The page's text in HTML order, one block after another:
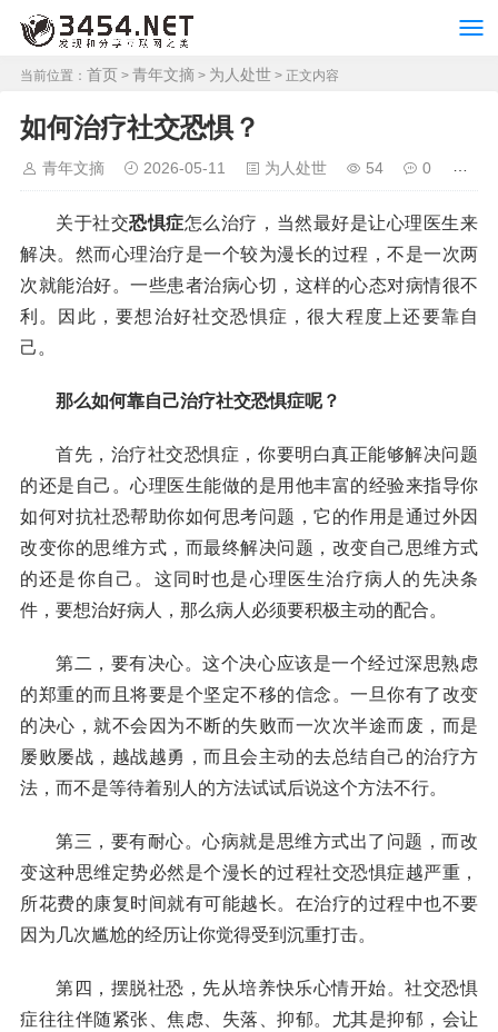
当前位置： 首页 > 青年文摘 > 为人处世 > 正文内容
如何治疗社交恐惧？
青年文摘 2026-05-11 为人处世 54 0
关于社交恐惧症怎么治疗，当然最好是让心理医生来
解决。然而心理治疗是一个较为漫长的过程，不是一次两
次就能治好。一些患者治病心切，这样的心态对病情很不
利。因此，要想治好社交恐惧症，很大程度上还要靠自
己。
那么如何靠自己治疗社交恐惧症呢？
首先，治疗社交恐惧症，你要明白真正能够解决问题
的还是自己。心理医生能做的是用他丰富的经验来指导你
如何对抗社恐帮助你如何思考问题，它的作用是通过外因
改变你的思维方式，而最终解决问题，改变自己思维方式
的还是你自己。这同时也是心理医生治疗病人的先决条
件，要想治好病人，那么病人必须要积极主动的配合。
第二，要有决心。这个决心应该是一个经过深思熟虑
的郑重的而且将要是个坚定不移的信念。一旦你有了改变
的决心，就不会因为不断的失败而一次次半途而废，而是
屡败屡战，越战越勇，而且会主动的去总结自己的治疗方
法，而不是等待着别人的方法试试后说这个方法不行。
第三，要有耐心。心病就是思维方式出了问题，而改
变这种思维定势必然是个漫长的过程社交恐惧症越严重，
所花费的康复时间就有可能越长。在治疗的过程中也不要
因为几次尴尬的经历让你觉得受到沉重打击。
第四，摆脱社恐，先从培养快乐心情开始。社交恐惧
症往往伴随紧张、焦虑、失落、抑郁。尤其是抑郁，会让